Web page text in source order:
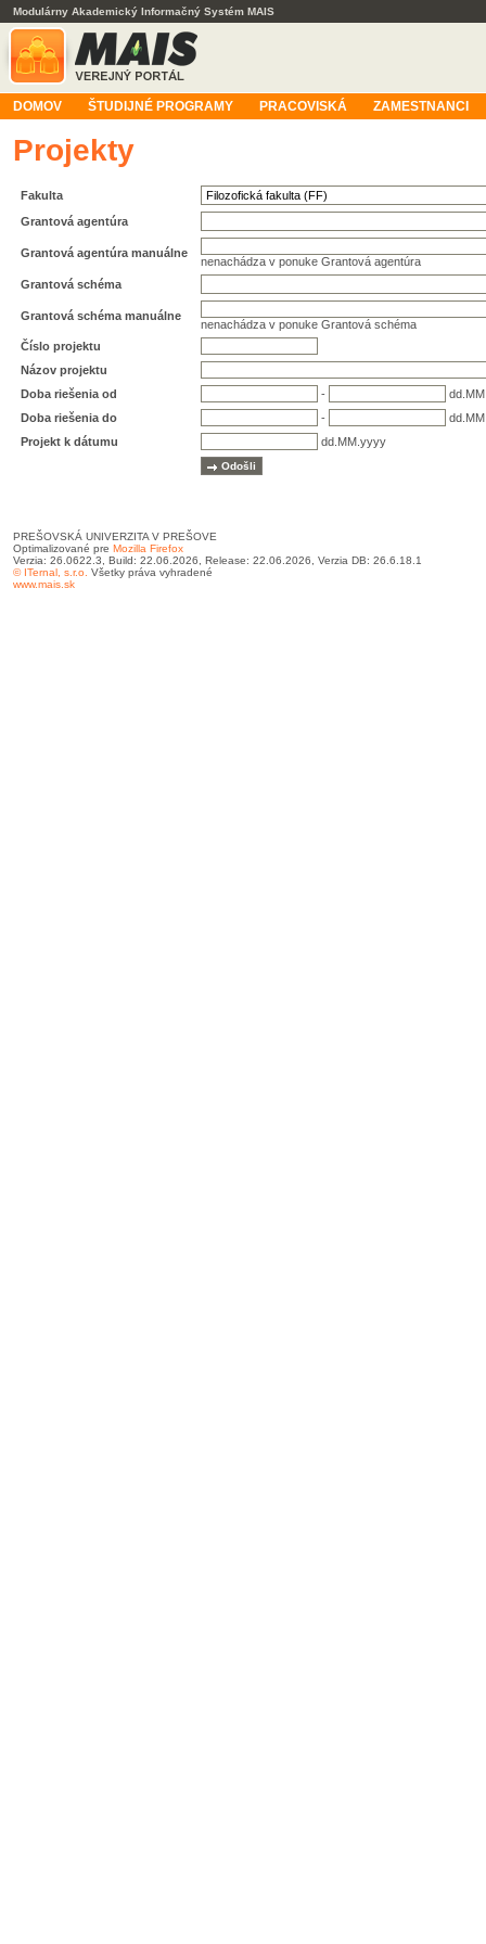
Modulárny Akademický Informačný Systém MAIS
DOMOV ŠTUDIJNÉ PROGRAMY PRACOVISKÁ ZAMESTNANCI
Projekty
Fakulta
Grantová agentúra
Grantová agentúra manuálne
nenachádza v ponuke Grantová agentúra
Grantová schéma
Grantová schéma manuálne
nenachádza v ponuke Grantová schéma
Číslo projektu
Názov projektu
Doba riešenia od
-
Doba riešenia do
-
Projekt k dátumu
dd.MM.yyyy
PREŠOVSKÁ UNIVERZITA V PREŠOVE
Optimalizované pre Mozilla Firefox
Verzia: 26.0622.3, Build: 22.06.2026, Release: 22.06.2026, Verzia DB: 26.6.18.1
© ITernal, s.r.o. Všetky práva vyhradené
www.mais.sk